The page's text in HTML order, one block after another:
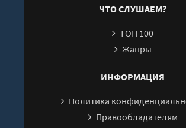
ЧТО СЛУШАЕМ?
ТОП 100
Жанры
ИНФОРМАЦИЯ
Политика
Правообладателям